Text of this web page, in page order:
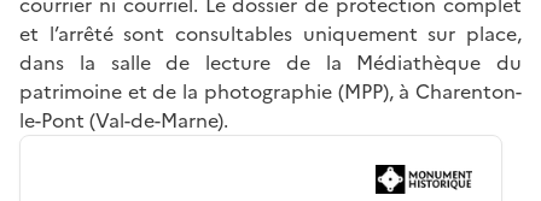
et l’arrêté sont consultables uniquement sur place,
dans la salle de lecture de la Médiathèque du
patrimoine et de la photographie (MPP), à Charenton-
le-Pont (Val-de-Marne).